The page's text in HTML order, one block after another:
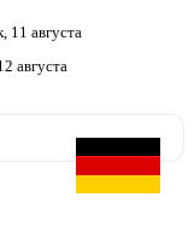
11 августа
августа